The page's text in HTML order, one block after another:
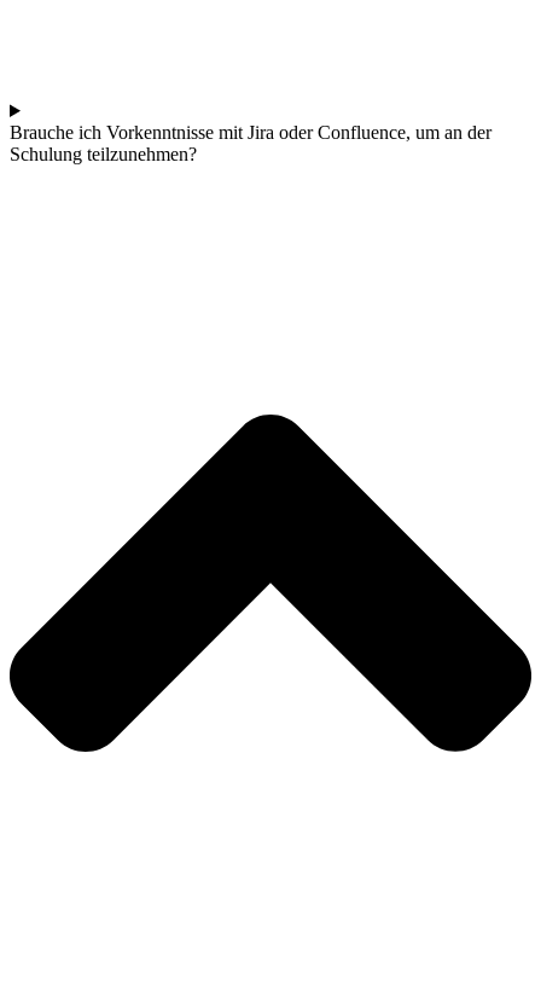
Brauche ich Vorkenntnisse mit Jira oder Confluence, um an der
Schulung teilzunehmen?